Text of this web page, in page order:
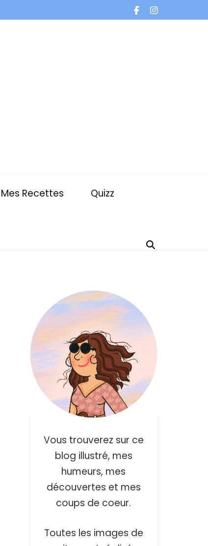
Mes Recettes
Quizz
Vous trouverez sur ce
blog illustré, mes
humeurs, mes
découvertes et mes
coups de coeur.
Toutes les images de